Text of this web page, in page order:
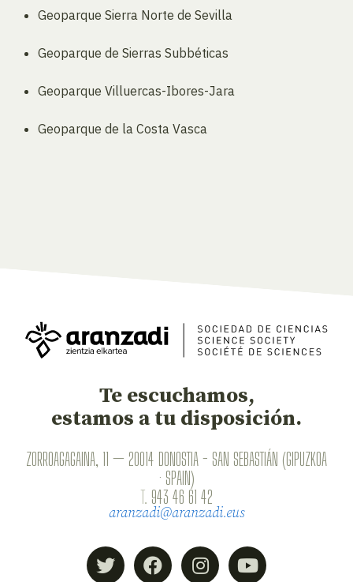
Geoparque Sierra Norte de Sevilla
Geoparque de Sierras Subbéticas
Geoparque Villuercas-Ibores-Jara
Geoparque de la Costa Vasca
Te escuchamos,
estamos a tu disposición.
ZORROAGAGAINA, 11 — 20014 DONOSTIA - SAN SEBASTIÁN (GIPUZKOA
· SPAIN)
T. 943 46 61 42
aranzadi@aranzadi.eus